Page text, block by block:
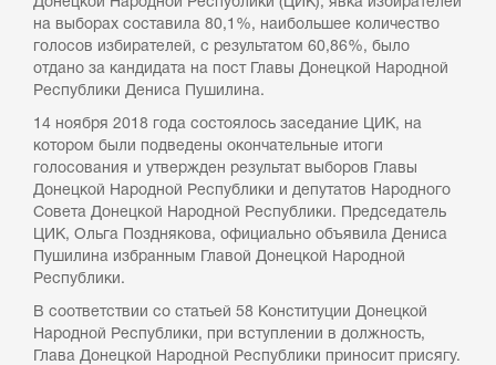
на выборах составила 80,1%, наибольшее количество
голосов избирателей, с результатом 60,86%, было
отдано за кандидата на пост Главы Донецкой Народной
Республики Дениса Пушилина.
14 ноября 2018 года состоялось заседание ЦИК, на
котором были подведены окончательные итоги
голосования и утвержден результат выборов Главы
Донецкой Народной Республики и депутатов Народного
Совета Донецкой Народной Республики. Председатель
ЦИК, Ольга Позднякова, официально объявила Дениса
Пушилина избранным Главой Донецкой Народной
Республики.
В соответствии со статьей 58 Конституции Донецкой
Народной Республики, при вступлении в должность,
Глава Донецкой Народной Республики приносит присягу.